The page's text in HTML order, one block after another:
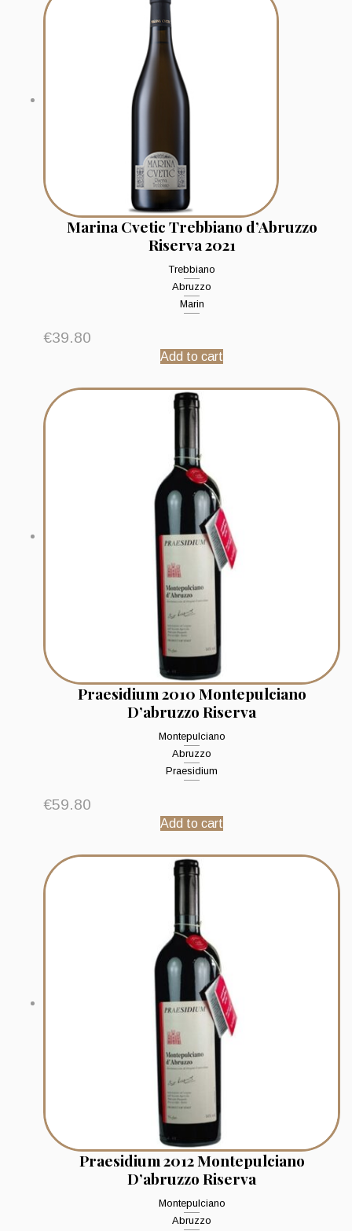
Marina Cvetic Trebbiano d’Abruzzo
Riserva 2021
Trebbiano
Abruzzo
Marin
€39.80
Add to cart
Praesidium 2010 Montepulciano
D’abruzzo Riserva
Montepulciano
Abruzzo
Praesidium
€59.80
Add to cart
Praesidium 2012 Montepulciano
D’abruzzo Riserva
Montepulciano
Abruzzo